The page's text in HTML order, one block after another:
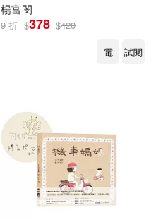
楊富閔
9 折 $378 $420
電
試閱